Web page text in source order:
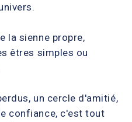
la sienne propre,
êtres simples ou
un cercle d'amitié,
confiance, c'est tout